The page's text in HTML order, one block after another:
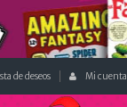
de deseos Mi cuenta